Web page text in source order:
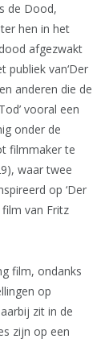
de Dood,
hen in het
afgezwakt
publiek van‘Der
anderen die de
vooral een
onder de
filmmaker te
waar twee
op ‘Der
film van Fritz
film, ondanks
op
zit in de
zijn op een